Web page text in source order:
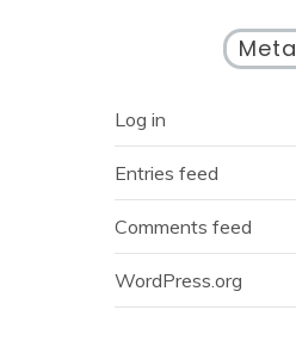
Meta
Log in
Entries feed
Comments feed
WordPress.org